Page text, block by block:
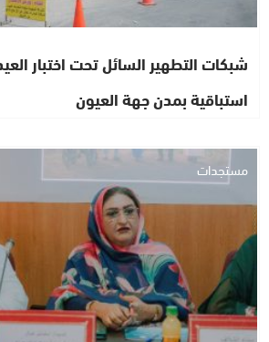
شبكات التطهير السائل تحت اختبار
استباقية بمدن جهة العيون
مستجدات